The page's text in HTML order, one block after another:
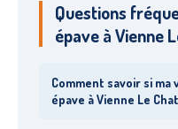
Questions
épave à Vienne
Comment savoir si
épave à Vienne Le